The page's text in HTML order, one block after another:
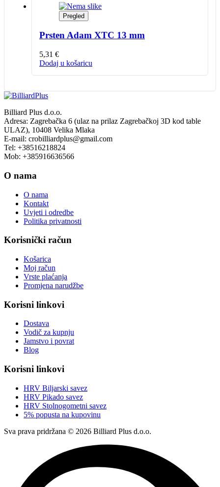
Pregled
Prsten Adam XTC 13 mm
5,31 €
Dodaj u košaricu
Billiard Plus d.o.o.
Adresa: Zagrebačka 6 (ulaz na prilaz Zagrebačkoj 3D kod table
ULAZ), 10408 Velika Mlaka
E-mail: crobilliardplus@gmail.com
Tel: +38516218824
Mob: +385916636566
O nama
O nama
Kontakt
Uvjeti i odredbe
Politika privatnosti
Korisnički račun
Košarica
Moj račun
Vrste plaćanja
Promjena narudžbe
Korisni linkovi
Dostava
Vodič za kupnju
Jamstvo i povrat
Blog
Korisni linkovi
HRV Biljarski savez
HRV Pikado savez
HRV Stolnogometni savez
5% popusta na kupovinu
Sva prava pridržana © 2026 Billiard Plus d.o.o.